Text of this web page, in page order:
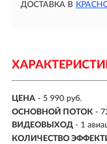
ДОСТАВКА В
ЦЕНА - 5 990 руб.
ОСНОВНОЙ ПОТОК -
ВИДЕОВЫХОД - 1
КОЛИЧЕСТВО